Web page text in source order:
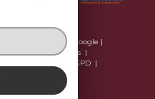
powered by Google |
Mentions légales
Politique RGPD